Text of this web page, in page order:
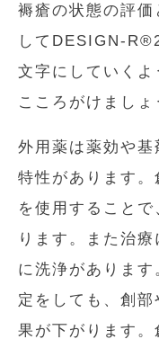
褥瘡の状態の評価
してDESIGN-
文字にしていく
こころがけましょ
外用薬は薬効や
特性があります。
を使用すること
ります。また治
に洗浄がありま
定をしても、創
果が下がります